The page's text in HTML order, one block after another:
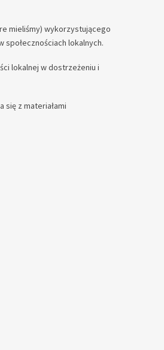
mieliśmy) wykorzystującego
lokalnych.
lokalnej w dostrzeżeniu i
się z materiałami